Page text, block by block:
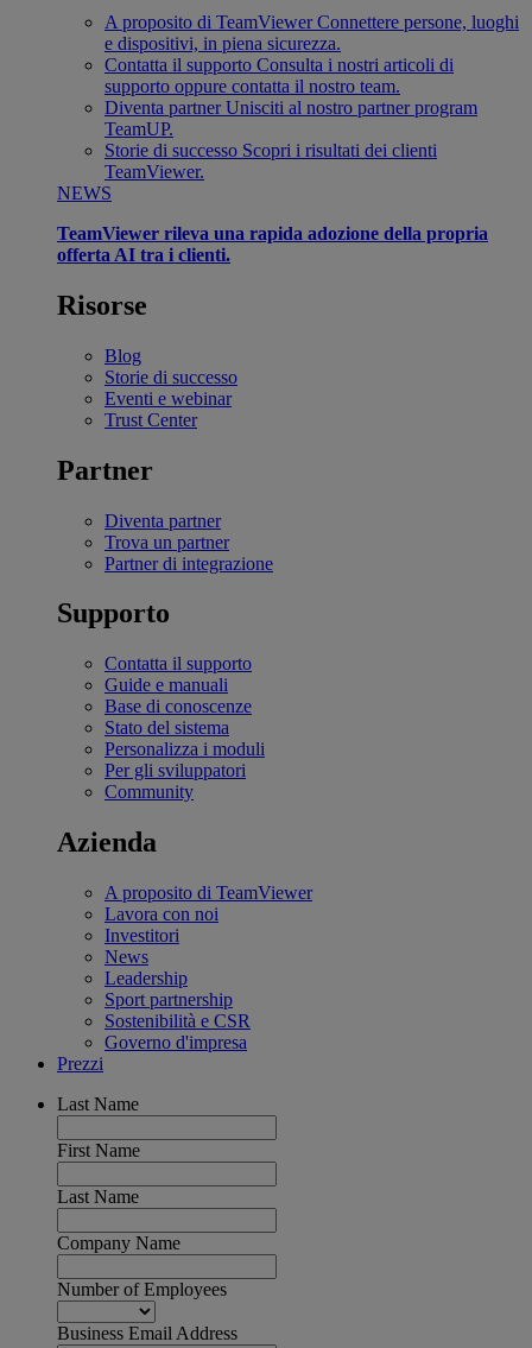
A proposito di TeamViewer Connettere persone, luoghi
e dispositivi, in piena sicurezza.
Contatta il supporto Consulta i nostri articoli di
supporto oppure contatta il nostro team.
Diventa partner Unisciti al nostro partner program
TeamUP.
Storie di successo Scopri i risultati dei clienti
TeamViewer.
NEWS
TeamViewer rileva una rapida adozione della propria
offerta AI tra i clienti.
Risorse
Blog
Storie di successo
Eventi e webinar
Trust Center
Partner
Diventa partner
Trova un partner
Partner di integrazione
Supporto
Contatta il supporto
Guide e manuali
Base di conoscenze
Stato del sistema
Personalizza i moduli
Per gli sviluppatori
Community
Azienda
A proposito di TeamViewer
Lavora con noi
Investitori
News
Leadership
Sport partnership
Sostenibilità e CSR
Governo d'impresa
Prezzi
Last Name
First Name
Last Name
Company Name
Number of Employees
Business Email Address